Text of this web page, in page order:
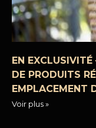
EN
DE PRODUITS
EMPLACEMENT
Voir plus »